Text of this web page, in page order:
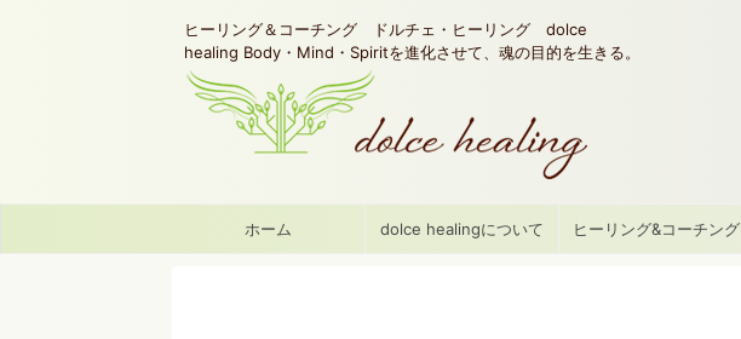
ヒーリング＆コーチング ドルチェ・ヒーリング dolce
healing Body・Mind・Spiritを進化させて、魂の目的を生きる。
ホーム dolce healingについて ヒーリング&コーチング